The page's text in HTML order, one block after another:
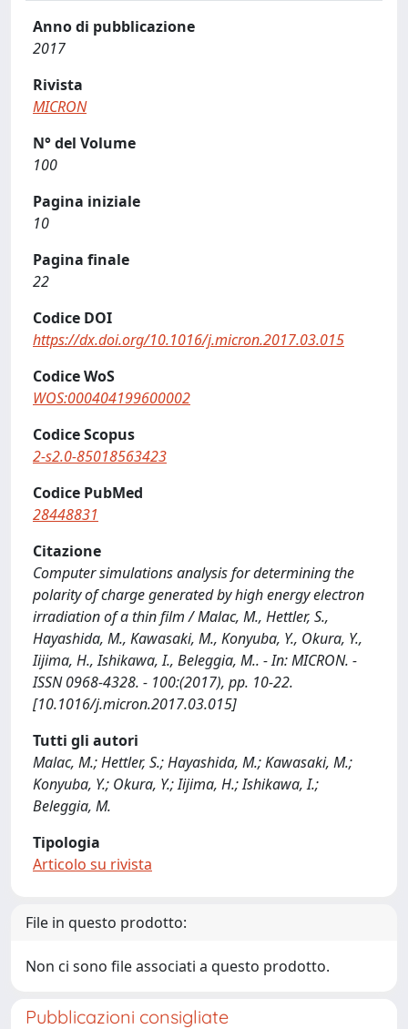
Anno di pubblicazione
2017
Rivista
MICRON
N° del Volume
100
Pagina iniziale
10
Pagina finale
22
Codice DOI
https://dx.doi.org/10.1016/j.micron.2017.03.015
Codice WoS
WOS:000404199600002
Codice Scopus
2-s2.0-85018563423
Codice PubMed
28448831
Citazione
Computer simulations analysis for determining the
polarity of charge generated by high energy electron
irradiation of a thin film / Malac, M., Hettler, S.,
Hayashida, M., Kawasaki, M., Konyuba, Y., Okura, Y.,
Iijima, H., Ishikawa, I., Beleggia, M.. - In: MICRON. -
ISSN 0968-4328. - 100:(2017), pp. 10-22.
[10.1016/j.micron.2017.03.015]
Tutti gli autori
Malac, M.; Hettler, S.; Hayashida, M.; Kawasaki, M.;
Konyuba, Y.; Okura, Y.; Iijima, H.; Ishikawa, I.;
Beleggia, M.
Tipologia
Articolo su rivista
File in questo prodotto:
Non ci sono file associati a questo prodotto.
Pubblicazioni consigliate